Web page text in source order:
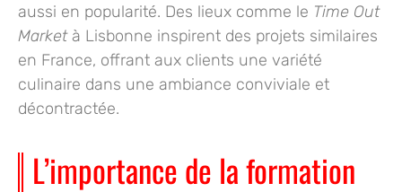
aussi en popularité. Des lieux comme le Time Out
Marketà Lisbonne inspirent des projets similaires
en France, offrant aux clients une variété
culinaire dans une ambiance conviviale et
décontractée.
L’importance de la formation